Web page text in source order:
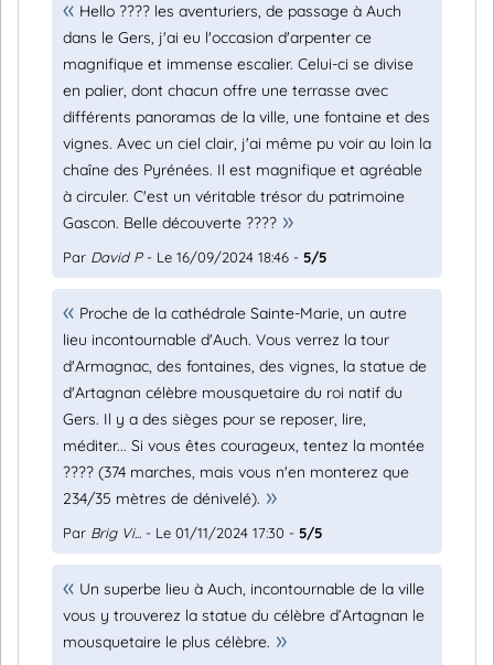
Hello ???? les aventuriers, de passage à Auch
dans le Gers, j'ai eu l'occasion d'arpenter ce
magnifique et immense escalier. Celui-ci se divise
en palier, dont chacun offre une terrasse avec
différents panoramas de la ville, une fontaine et des
vignes. Avec un ciel clair, j'ai même pu voir au loin la
chaîne des Pyrénées. Il est magnifique et agréable
à circuler. C'est un véritable trésor du patrimoine
Gascon. Belle découverte ????
Par David P- Le 16/09/2024 18:46 - 5/5
Proche de la cathédrale Sainte-Marie, un autre
lieu incontournable d'Auch. Vous verrez la tour
d'Armagnac, des fontaines, des vignes, la statue de
d'Artagnan célèbre mousquetaire du roi natif du
Gers. Il y a des sièges pour se reposer, lire,
méditer... Si vous êtes courageux, tentez la montée
???? (374 marches, mais vous n'en monterez que
234/35 mètres de dénivelé).
Par Brig Vi... - Le 01/11/2024 17:30 - 5/5
Un superbe lieu à Auch, incontournable de la ville
vous y trouverez la statue du célèbre d’Artagnan le
mousquetaire le plus célèbre.